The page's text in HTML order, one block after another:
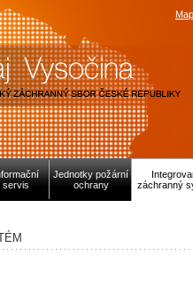
servis
Jednotky požární
ochrany
záchranný